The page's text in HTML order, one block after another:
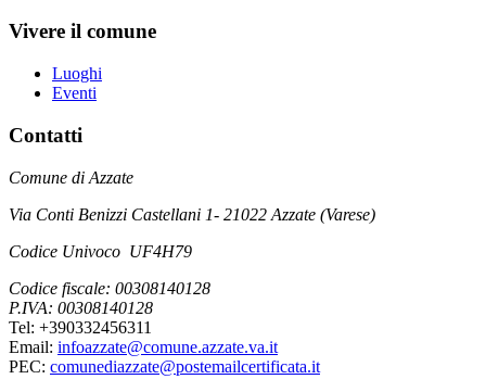
Vivere il comune
Luoghi
Eventi
Contatti
Comune di Azzate
Via Conti Benizzi Castellani 1- 21022 Azzate (Varese)
Codice Univoco UF4H79
Codice fiscale: 00308140128
P.IVA: 00308140128
Tel: +390332456311
Email: infoazzate@comune.azzate.va.it
PEC: comunediazzate@postemailcertificata.it